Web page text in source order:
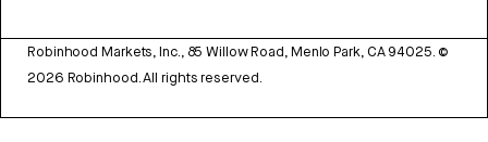
Robinhood Markets, Inc., 85 Willow Road, Menlo Park, CA 94025. ©
2026 Robinhood. All rights reserved.